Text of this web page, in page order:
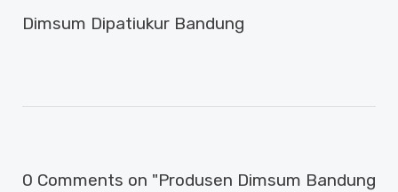
Dimsum Dipatiukur Bandung
0 Comments on "Produsen Dimsum Bandung